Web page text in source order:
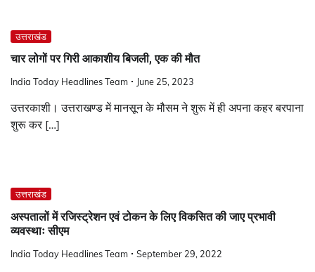
उत्तराखंड
चार लोगों पर गिरी आकाशीय बिजली, एक की मौत
India Today Headlines Team June 25, 2023
उत्तरकाशी। उत्तराखण्ड में मानसून के मौसम ने शुरू में ही अपना कहर बरपाना
शुरू कर […]
उत्तराखंड
अस्पतालों में रजिस्ट्रेशन एवं टोकन के लिए विकसित की जाए प्रभावी
व्यवस्थाः सीएम
India Today Headlines Team September 29, 2022